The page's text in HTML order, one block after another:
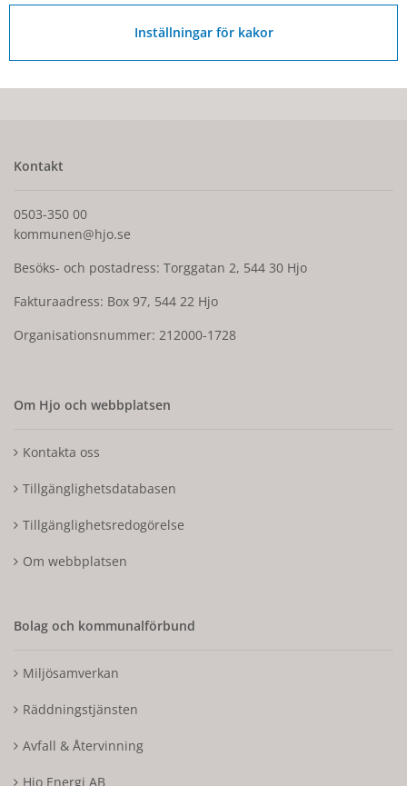
29 juni 2026
Kontakt
0503-350 00
kommunen@hjo.se
Besöks- och postadress: Torggatan 2, 544 30 Hjo
Fakturaadress: Box 97, 544 22 Hjo
Organisationsnummer: 212000-1728
Om Hjo och webbplatsen
Kontakta oss
Tillgänglighetsdatabasen
Tillgänglighetsredogörelse
Om webbplatsen
Bolag och kommunalförbund
Miljösamverkan
Räddningstjänsten
Avfall & Återvinning
Hjo Energi AB
Inställningar för kakor